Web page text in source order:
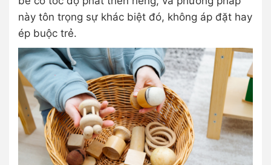
này tôn trọng sự khác biệt đó, không áp đặt hay
ép buộc trẻ.